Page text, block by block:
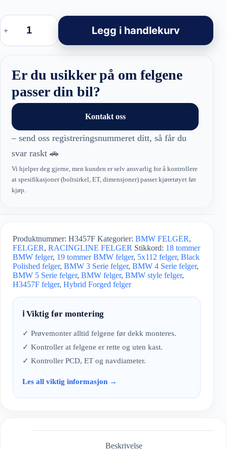
BMW
felger
–
Forged
Black
antall
Legg i handlekurv
Er du usikker på om felgene
passer din bil?
Kontakt oss
– send oss registreringsnummeret ditt, så får du
svar raskt 🚗
Vi hjelper deg gjerne, men kunden er selv ansvarlig for å kontrollere
at spesifikasjoner (boltsirkel, ET, dimensjoner) passer kjøretøyet før
kjøp.
Produktnummer: H3457F Kategorier: BMW FELGER,
FELGER, RACINGLINE FELGER Stikkord: 18 tommer
BMW felger, 19 tommer BMW felger, 5x112 felger, Black
Polished felger, BMW 3 Serie felger, BMW 4 Serie felger,
BMW 5 Serie felger, BMW felger, BMW style felger,
H3457F felger, Hybrid Forged felger
ℹ️ Viktig før montering
✓ Prøvemonter alltid felgene før dekk monteres.
✓ Kontroller at felgene er rette og uten kast.
✓ Kontroller PCD, ET og navdiameter.
Les all viktig informasjon →
Beskrivelse